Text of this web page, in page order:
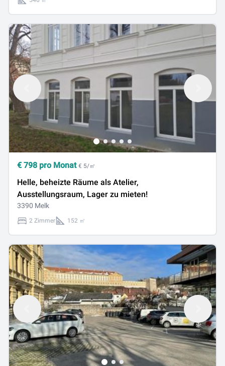
€ 798 pro Monat € 5/㎡
Helle, beheizte Räume als Atelier,
Ausstellungsraum, Lager zu mieten!
3390 Melk
2 Zimmer 152 ㎡